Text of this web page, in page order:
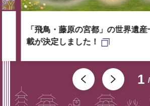
1
「飛鳥・藤原の宮都」の世界遺
載が決定しました！